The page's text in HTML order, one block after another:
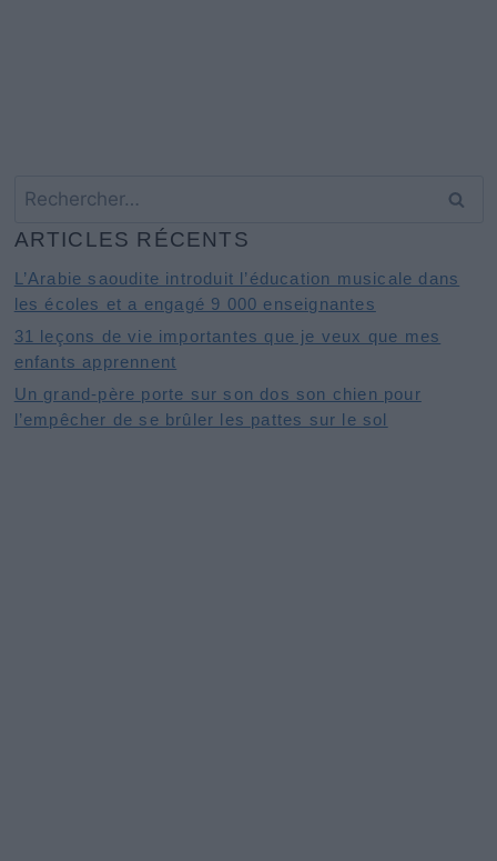
ARTICLES RÉCENTS
L’Arabie saoudite introduit l’éducation musicale dans
les écoles et a engagé 9 000 enseignantes
31 leçons de vie importantes que je veux que mes
enfants apprennent
Un grand-père porte sur son dos son chien pour
l’empêcher de se brûler les pattes sur le sol